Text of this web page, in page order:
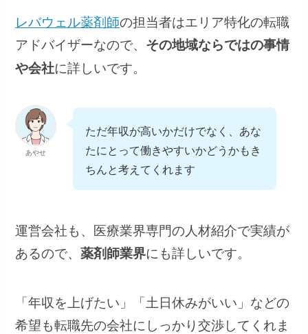
レバウェル薬剤師の担当者はエリア特化の転職
アドバイザーなので、 その地域ならではの事情
や会社に詳しいです。
あやせ
ただ年収が高いかだけでなく、あな
たにとって働きやすいかどうかもき
ちんと考えてくれます
運営会社も、医療業界専門の人材紹介で実績が
あるので、薬剤師業界にも詳しいです。
「年収を上げたい」「土日休みがいい」などの
希望も転職先の会社にしっかり交渉してくれま